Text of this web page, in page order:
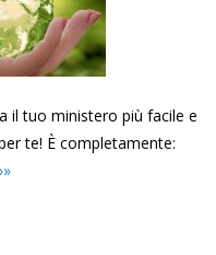
il tuo ministero più facile e
te! È completamente:
»